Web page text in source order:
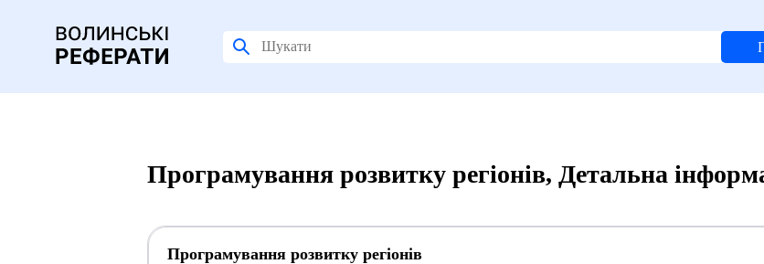
Програмування розвитку регіонів, Детальна
Програмування розвитку регіонів